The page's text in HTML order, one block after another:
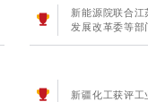
新能源院联合江
发展改革委等部
新疆化工获评